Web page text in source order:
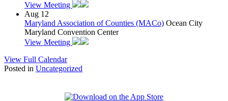
View Meeting
Aug 12
Maryland Association of Counties (MACo) Ocean City
Maryland Convention Center
View Meeting
View Full Calendar
Posted in Uncategorized